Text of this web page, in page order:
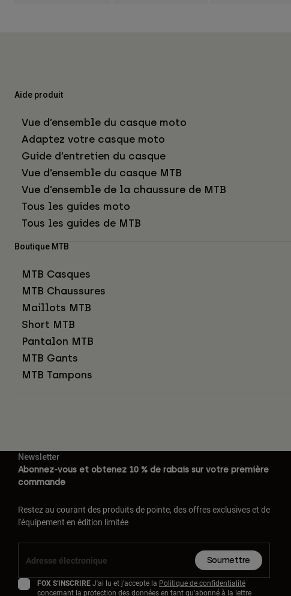
Aide produit
Vue d’ensemble du casque moto
Adaptez votre casque moto
Guide d’entretien du casque
Vue d’ensemble du casque MTB
Vue d’ensemble de la chaussure de MTB
Tous les guides moto
Tous les guides de MTB
Boutique MTB
MTB Casques
MTB Chaussures
Maillots MTB
Short MTB
Pantalon MTB
MTB Gants
MTB Tampons
Newsletter
Abonnez-vous et obtenez 10 % de rabais sur votre première
commande
Restez au courant des produits de pointe, des offres exclusives et de
l'équipement en édition limitée
Soumettre
FOX S'INSCRIREJ'ai lu et j'accepte la Politique de confidentialité
concernant la protection des données en tant qu'abonné à la lettre